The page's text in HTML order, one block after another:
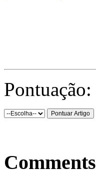
Pontuação:
Comments